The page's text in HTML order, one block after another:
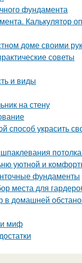
фундамента
Калькулятор
доме своими
советы
и виды
на стену
способ украсить
уютной и
фундаменты
места для
в домашней
миф